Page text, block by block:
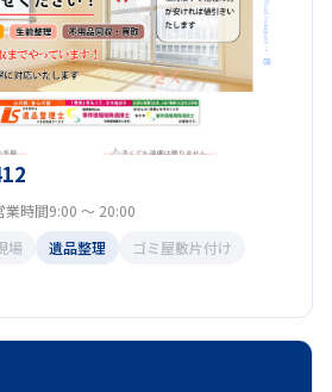
時間9:00 ～ 20:00
場 遺品整理
ゴミ屋敷片付け